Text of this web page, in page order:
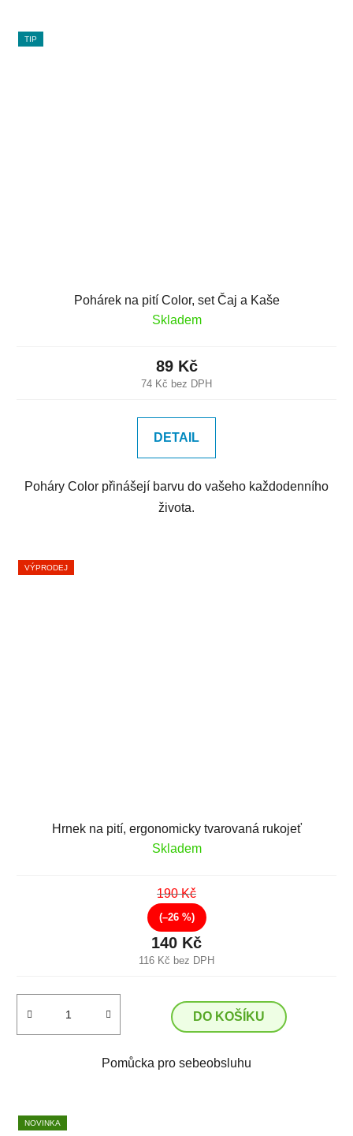
TIP
Pohárek na pití Color, set Čaj a Kaše
Skladem
74 Kč bez DPH
89 Kč
DETAIL
Poháry Color přinášejí barvu do vašeho každodenního
života.
VÝPRODEJ
Hrnek na pití, ergonomicky tvarovaná rukojeť
Skladem
116 Kč bez DPH
140 Kč
190 Kč
(–26 %)
DO KOŠÍKU
Pomůcka pro sebeobsluhu
NOVINKA